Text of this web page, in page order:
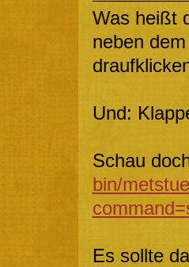
Was heißt
neben dem
Und:
Schau
bin/
Es sollte